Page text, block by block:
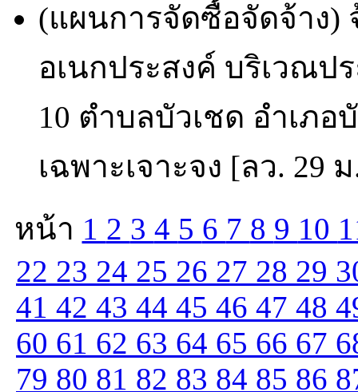
(แผนการจัดซื้อจัดจ้าง)
อเนกประสงค์ บริเวณ
10 ตำบลบัวเชด อำเภ
เฉพาะเจาะจง [ลว. 29
หน้า 1 2 3 4 5 6 7 8 9 10
22 23 24 25 26 27 28 29
41 42 43 44 45 46 47 48
60 61 62 63 64 65 66 67
79 80 81 82 83 84 85 86